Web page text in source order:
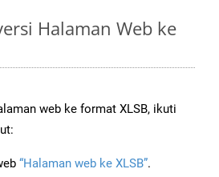
Halaman Web ke
web ke format XLSB, ikuti
“Halaman web ke XLSB”.